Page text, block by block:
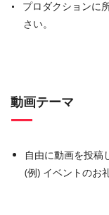
プロダクションに
さい。
動画テーマ
自由に動画を投稿
(例) イベントのお